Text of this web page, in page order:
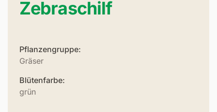
Zebraschilf
Pflanzengruppe:
Gräser
Blütenfarbe:
grün